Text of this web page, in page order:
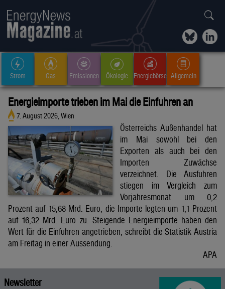
Strom Gas Emissionen Ökologie Energiebörse Allgemein
Energieimporte trieben im Mai die Einfuhren an
7. August 2026, Wien
Österreichs Außenhandel hat
im Mai sowohl bei den
Exporten als auch bei den
Importen Zuwächse
verzeichnet. Die Ausfuhren
stiegen im Vergleich zum
Vorjahresmonat um 0,2
Prozent auf 15,68 Mrd. Euro, die Importe legten um 1,1 Prozent
auf 16,32 Mrd. Euro zu. Steigende Energieimporte haben den
Wert für die Einfuhren angetrieben, schreibt die Statistik Austria
am Freitag in einer Aussendung.
APA
Newsletter